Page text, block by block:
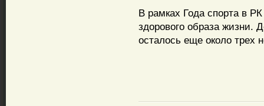
В рамках Года спорта в
здорового образа жизни.
осталось еще около трех